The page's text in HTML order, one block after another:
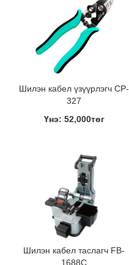
Шилэн кабел үзүүрлэгч CP-
327
Үнэ: 52,000төг
Шилэн кабел таслагч FB-
1688C